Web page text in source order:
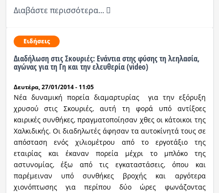
Διαβάστε περισσότερα...
Ειδήσεις
Διαδήλωση στις Σκουριές: Ενάντια στης φύσης τη λεηλασία,
αγώνας για τη Γη και την ελευθερία (video)
Δευτέρα, 27/01/2014 - 11:05
Νέα δυναμική πορεία διαμαρτυρίας για την εξόρυξη
χρυσού στιςΣκουριές, αυτή τη φορά υπό αντίξοες
καιρικές συνθήκες, πραγματοποίησαν χθες οι κάτοικοι της
Χαλκιδικής. Οι διαδηλωτές άφησαν τα αυτοκίνητά τους σε
απόσταση ενός χιλιομέτρου από το εργοτάξιο της
εταιρίας και έκαναν πορεία μέχρι το μπλόκο της
αστυνομίας, έξω από τις εγκαταστάσεις, όπου και
παρέμειναν υπό συνθήκες βροχής και αργότερα
χιονόπτωσης για περίπου δύο ώρες φωνάζοντας